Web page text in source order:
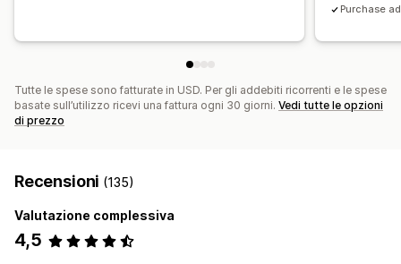
Purchase
Tutte le spese sono fatturate in USD. Per gli addebiti ricorrenti e le spese
basate sull’utilizzo ricevi una fattura ogni 30 giorni. Vedi tutte le opzioni
di prezzo
Recensioni (135)
Valutazione complessiva
4,5